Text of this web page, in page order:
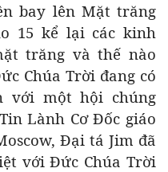
bay lên Mặt trăng
15 kể lại các kinh
trăng và thế nào
Chúa Trời đang có
với một hội chúng
Lành Cơ Đốc giáo
Đại tá Jim đã
với Đức Chúa Trời